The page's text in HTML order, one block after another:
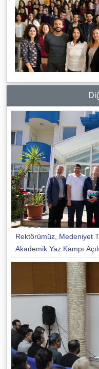
Rektörümüz, Medeniyet
Akademik Yaz Kampı